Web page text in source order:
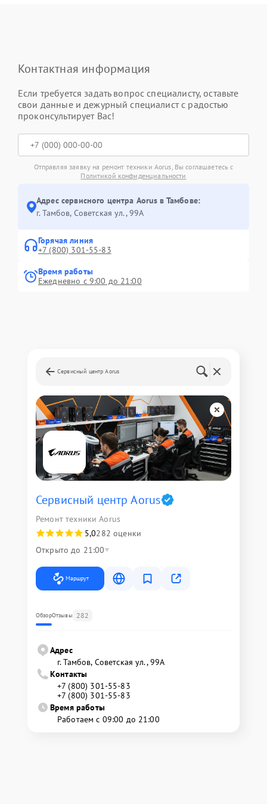
Контактная информация
Если требуется задать вопрос специалисту, оставьте
свои данные и дежурный специалист с радостью
проконсультирует Вас!
Отправляя заявку на ремонт техники Aorus, Вы соглашаетесь с
Политикой конфиденциальности
Адрес сервисного центра Aorus в Тамбове:
г. Тамбов, Советская ул., 99А
Горячая линия
+7 (800) 301-55-83
Время работы
Ежедневно с 9:00 до 21:00
Сервисный центр Aorus
Сервисный центр Aorus
Ремонт техники Aorus
5,0282 оценки
Открыто до 21:00
Маршрут
ОбзорОтзывы 282
Адрес
г. Тамбов, Советская ул., 99А
Контакты
+7 (800) 301-55-83
+7 (800) 301-55-83
Время работы
Работаем с 09:00 до 21:00